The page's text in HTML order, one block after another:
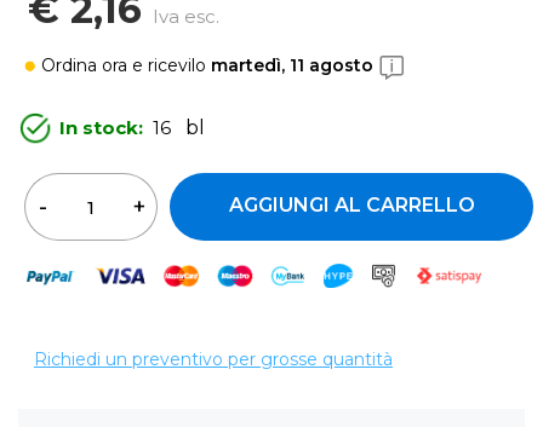
Iva esc.
Ordina ora e ricevilo martedì, 11 agosto
In stock: 16 bl
AGGIUNGI AL CARRELLO
Richiedi un preventivo per grosse quantità